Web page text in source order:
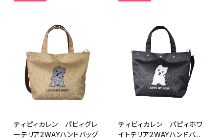
ティピィカレン パピィグレ
ーテリア2WAYハンドバッグ
ティピィカレン パピィホワ
イトテリア2WAYハンドバッ